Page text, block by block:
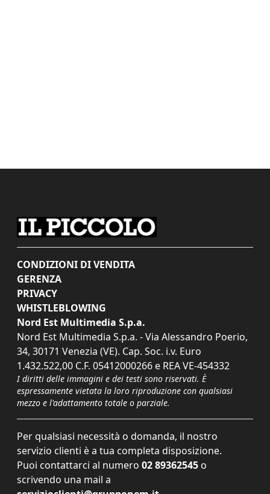
CONDIZIONI DI VENDITA
GERENZA
PRIVACY
WHISTLEBLOWING
Nord Est Multimedia S.p.a.
Nord Est Multimedia S.p.a. - Via Alessandro Poerio,
34, 30171 Venezia (VE). Cap. Soc. i.v. Euro
1.432.522,00 C.F. 05412000266 e REA VE-454332
I diritti delle immagini e dei testi sono riservati. È
espressamente vietata la loro riproduzione con qualsiasi
mezzo e l'adattamento totale o parziale.
Per qualsiasi necessità o domanda, il nostro
servizio clienti è a tua completa disposizione.
Puoi contattarci al numero 02 89362545 o
scrivendo una mail a